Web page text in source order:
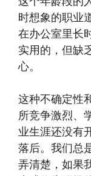
时想象的职业
在办公室里长
实用的，但缺
心。
这种不确定性
所竞争激烈、
业生涯还没有
落后。我们总
弄清楚，如果